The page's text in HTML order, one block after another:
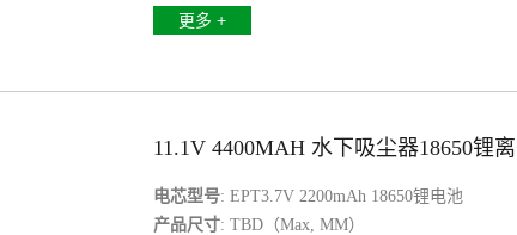
更多 +
11.1V 4400MAH 水下吸尘器18650锂
电芯型号: EPT3.7V 2200mAh 18650锂电池
产品尺寸: TBD（Max, MM）